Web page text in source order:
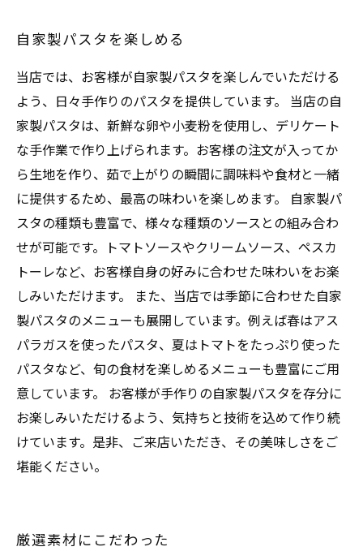
自家製パスタを楽しめる
当店では、お客様が自家製パスタを楽しんでいただける
よう、日々手作りのパスタを提供しています。 当店の自
家製パスタは、新鮮な卵や小麦粉を使用し、デリケート
な手作業で作り上げられます。お客様の注文が入ってか
ら生地を作り、茹で上がりの瞬間に調味料や食材と一緒
に提供するため、最高の味わいを楽しめます。 自家製パ
スタの種類も豊富で、様々な種類のソースとの組み合わ
せが可能です。トマトソースやクリームソース、ペスカ
トーレなど、お客様自身の好みに合わせた味わいをお楽
しみいただけます。 また、当店では季節に合わせた自家
製パスタのメニューも展開しています。例えば春はアス
パラガスを使ったパスタ、夏はトマトをたっぷり使った
パスタなど、旬の食材を楽しめるメニューも豊富にご用
意しています。 お客様が手作りの自家製パスタを存分に
お楽しみいただけるよう、気持ちと技術を込めて作り続
けています。是非、ご来店いただき、その美味しさをご
堪能ください。
厳選素材にこだわった